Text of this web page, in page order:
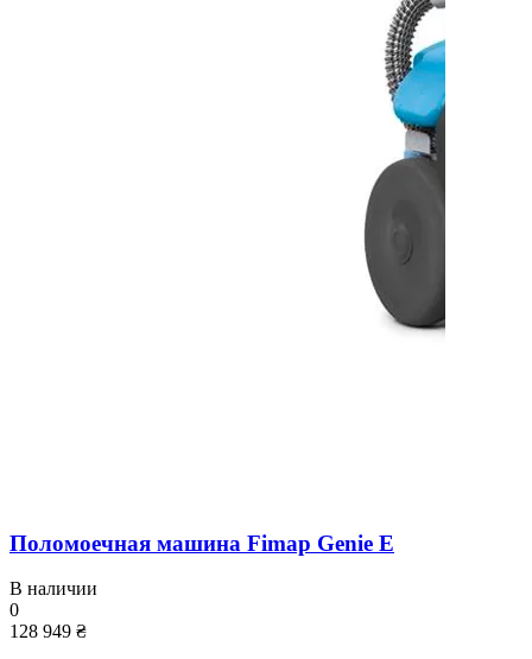
Поломоечная машина Fimap Genie E
В наличии
0
128 949 ₴